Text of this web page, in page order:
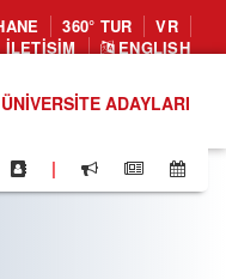
360° TUR
VR
İLETIŞIM
ENGLISH
ÜNIVERSITE ADAYLARI
|